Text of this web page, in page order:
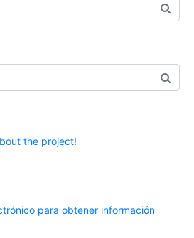
the project!
para obtener información